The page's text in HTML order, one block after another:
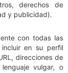
derechos de
y publicidad).
con todas las
en su perfil
direcciones de
vulgar, o